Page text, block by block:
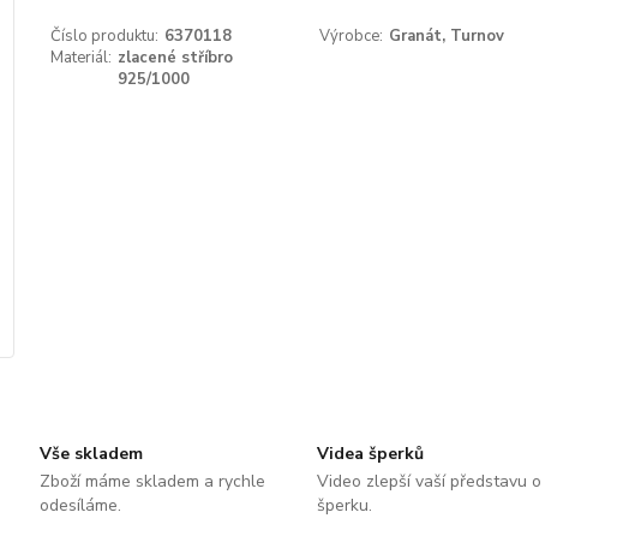
Číslo produktu: 6370118 Výrobce: Granát, Turnov
Materiál: zlacené stříbro
925/1000
Vše skladem
Zboží máme skladem a rychle
odesíláme.
Videa šperků
Video zlepší vaší představu o
šperku.